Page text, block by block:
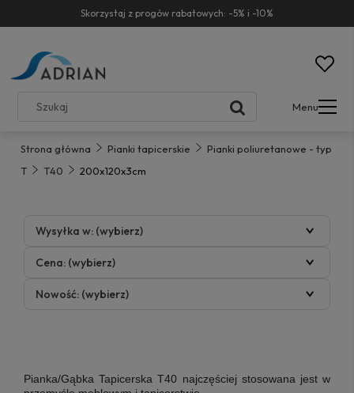
Skorzystaj z progów rabatowych: -5% i -10%
Menu
Strona główna Pianki tapicerskie
Pianki poliuretanowe - typ
T
T40 200x120x3cm
Wysyłka w: (wybierz)
Cena: (wybierz)
Nowość: (wybierz)
Pianka/Gąbka Tapicerska T40 najczęściej stosowana jest w